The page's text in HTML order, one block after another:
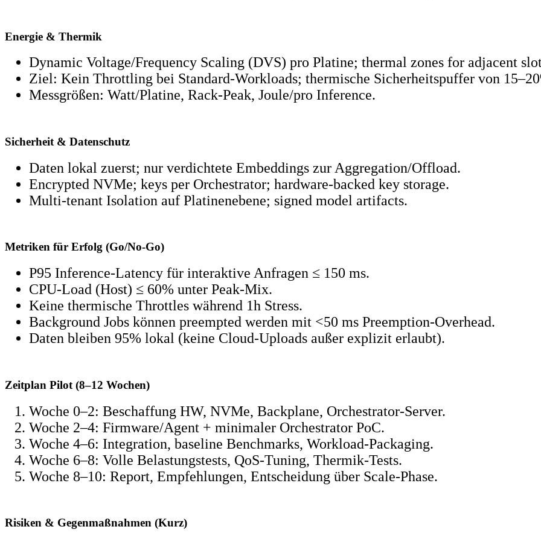
Energie & Thermik
Dynamic Voltage/Frequency Scaling (DVS) pro Platine; thermal zones for adjacent
Ziel: Kein Throttling bei Standard‑Workloads; thermische Sicherheitspuffer von
Messgrößen: Watt/Platine, Rack‑Peak, Joule/pro Inference.
Sicherheit & Datenschutz
Daten lokal zuerst; nur verdichtete Embeddings zur Aggregation/Offload.
Encrypted NVMe; keys per Orchestrator; hardware‑backed key storage.
Multi‑tenant Isolation auf Platinenebene; signed model artifacts.
Metriken für Erfolg (Go/No‑Go)
P95 Inference‑Latency für interaktive Anfragen ≤ 150 ms.
CPU‑Load (Host) ≤ 60% unter Peak‑Mix.
Keine thermische Throttles während 1h Stress.
Background Jobs können preempted werden mit <50 ms Preemption‑Overhead.
Daten bleiben 95% lokal (keine Cloud‑Uploads außer explizit erlaubt).
Zeitplan Pilot (8–12 Wochen)
Woche 0–2: Beschaffung HW, NVMe, Backplane, Orchestrator‑Server.
Woche 2–4: Firmware/Agent + minimaler Orchestrator PoC.
Woche 4–6: Integration, baseline Benchmarks, Workload‑Packaging.
Woche 6–8: Volle Belastungstests, QoS‑Tuning, Thermik‑Tests.
Woche 8–10: Report, Empfehlungen, Entscheidung über Scale‑Phase.
Risiken & Gegenmaßnahmen (Kurz)